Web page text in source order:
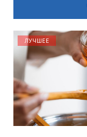
ЛУЧШЕЕ